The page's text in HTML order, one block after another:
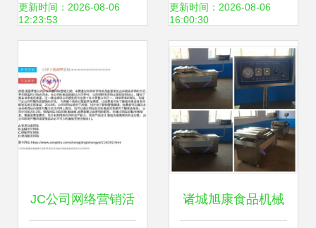
详细解析
更新时间：2026-08-06
12:23:53
市场发展趋势报告
更新时间：2026-08-06
16:00:30
JC公司网络营销活 诸城旭康食品机械